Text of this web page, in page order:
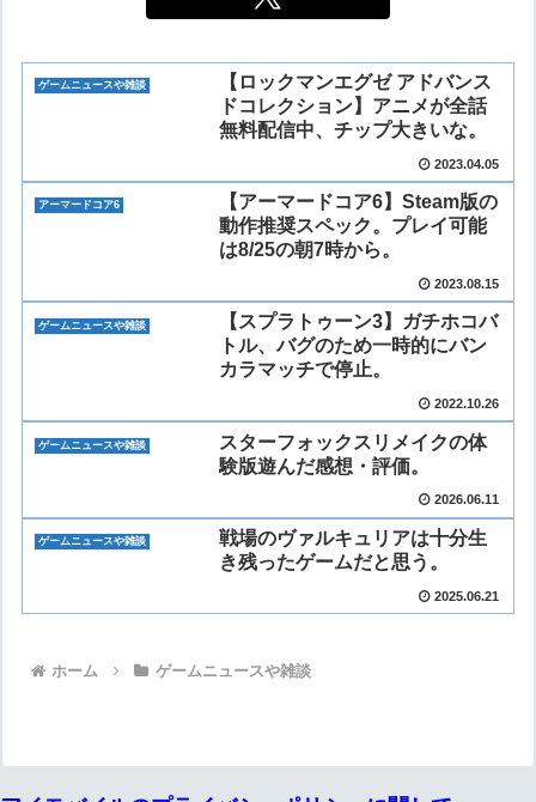
ゲームニュースや雑談
【ロックマンエグゼ アドバンス
ドコレクション】アニメが全話
無料配信中、チップ大きいな。
2023.04.05
アーマードコア6
【アーマードコア6】Steam版の
動作推奨スペック。プレイ可能
は8/25の朝7時から。
2023.08.15
ゲームニュースや雑談
【スプラトゥーン3】ガチホコバ
トル、バグのため一時的にバン
カラマッチで停止。
2022.10.26
ゲームニュースや雑談
スターフォックスリメイクの体
験版遊んだ感想・評価。
2026.06.11
ゲームニュースや雑談
戦場のヴァルキュリアは十分生
き残ったゲームだと思う。
2025.06.21
ホーム ゲームニュースや雑談